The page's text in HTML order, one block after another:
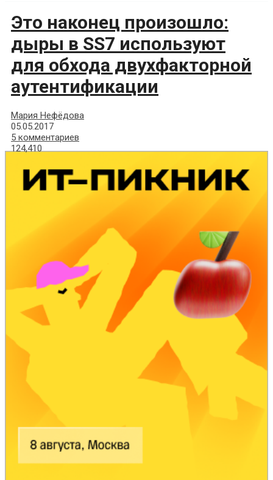
Это наконец произошло:
дыры в SS7 используют
для обхода двухфакторной
аутентификации
Мария Нефёдова
05.05.2017
5 комментариев
124,410